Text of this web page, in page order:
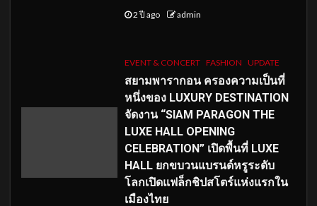
2 ปี ago admin
EVENT & CONCERT FASHION UPDATE
สยามพารากอน ครองความเป็นที่
หนึ่งของ LUXURY DESTINATION
จัดงาน “SIAM PARAGON THE
LUXE HALL OPENING
CELEBRATION” เปิดพื้นที่ LUXE
HALL ยกขบวนแบรนด์หรูระดับ
โลกเปิดแฟล็กชิปสโตร์แห่งแรกใน
เมืองไทย